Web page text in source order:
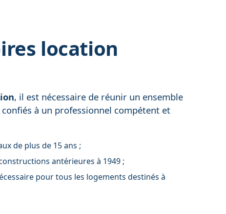
location
, il est nécessaire de réunir un ensemble
confiés à un professionnel compétent et
de plus de 15 ans ;
antérieures à 1949 ;
pour tous les logements destinés à